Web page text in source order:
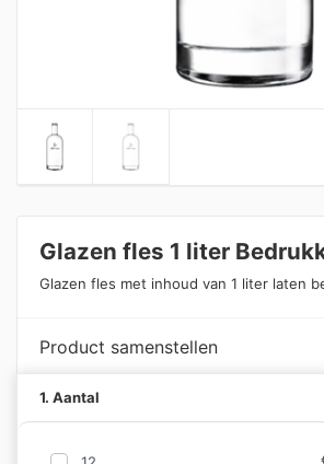
Glazen fles 1 liter
Glazen fles met inhoud van 1 liter laten
Product samenstellen
1. Aantal